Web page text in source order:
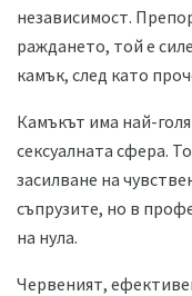
независимост.
раждането, той е
камък, след като
Камъкът има най-
сексуалната сфера.
засилване на
съпрузите, но в
на нула.
Червеният,